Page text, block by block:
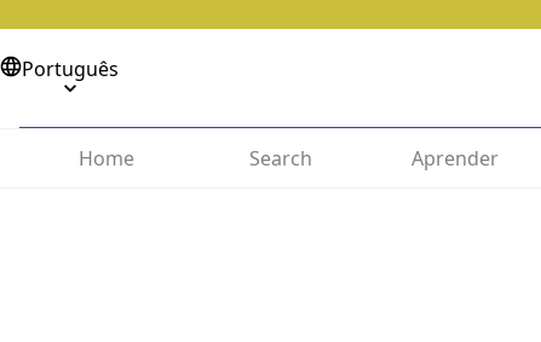
Português
Home
Search Aprender